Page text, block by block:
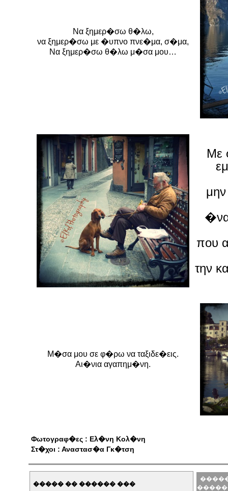
Να ξημερ�σω θ�λω,
να ξημερ�σω με �υπνο πνε�μα, σ�μα,
Να ξημερ�σω θ�λω μ�σα μου…
Με
που
την
Μ�σα μου σε φ�ρω να ταξιδε�εις.
Αι�νια αγαπημ�νη.
Φωτογραφ�ες : Ελ�νη Κολ�νη
Στ�χοι : Αναστασ�α Γκ�τση
����� �� ������ ���